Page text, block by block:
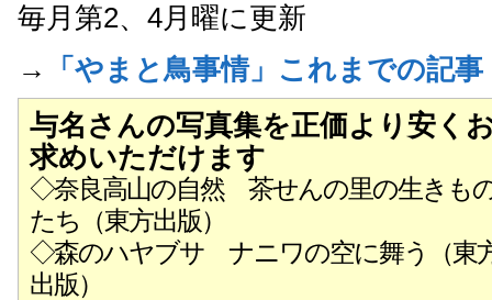
毎月第2、4月曜に更新
→
「やまと鳥事情」これまでの記事
与名さんの写真集を正価より安く
求めいただけます
◇奈良高山の自然 茶せんの里の生きも
たち（東方出版）
◇森のハヤブサ ナニワの空に舞う（東
出版）